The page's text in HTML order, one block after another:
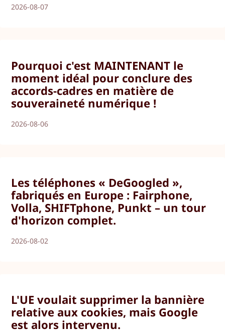
2026-08-07
Pourquoi c'est MAINTENANT le
moment idéal pour conclure des
accords-cadres en matière de
souveraineté numérique !
2026-08-06
Les téléphones « DeGoogled »,
fabriqués en Europe : Fairphone,
Volla, SHIFTphone, Punkt – un tour
d'horizon complet.
2026-08-02
L'UE voulait supprimer la bannière
relative aux cookies, mais Google
est alors intervenu.